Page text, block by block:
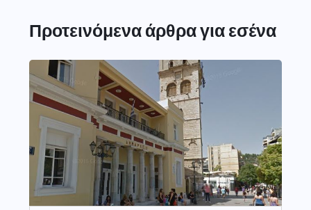
Προτεινόμενα άρθρα για εσένα